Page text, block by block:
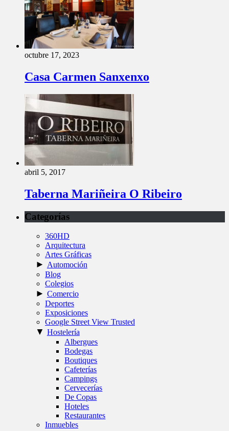
octubre 17, 2023
Casa Carmen Sanxenxo
abril 5, 2017
Taberna Mariñeira O Ribeiro
Categorías
360HD
Arquitectura
Artes Gráficas
► Automoción
Blog
Colegios
► Comercio
Deportes
Exposiciones
Google Street View Trusted
▼ Hostelería
Albergues
Bodegas
Boutiques
Cafeterías
Campings
Cervecerías
De Copas
Hoteles
Restaurantes
Inmuebles